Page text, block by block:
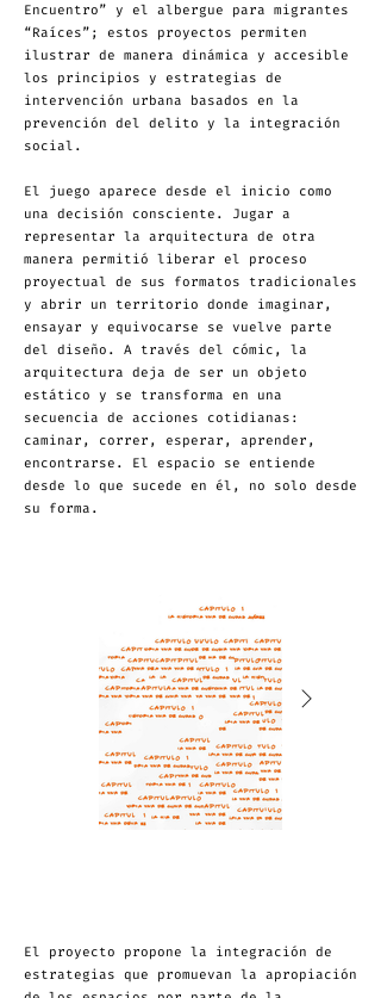
Encuentro” y el albergue para migrantes
“Raíces”; estos proyectos permiten
ilustrar de manera dinámica y accesible
los principios y estrategias de
intervención urbana basados en la
prevención del delito y la integración
social.
El juego aparece desde el inicio como
una decisión consciente. Jugar a
representar la arquitectura de otra
manera permitió liberar el proceso
proyectual de sus formatos tradicionales
y abrir un territorio donde imaginar,
ensayar y equivocarse se vuelve parte
del diseño. A través del cómic, la
arquitectura deja de ser un objeto
estático y se transforma en una
secuencia de acciones cotidianas:
caminar, correr, esperar, aprender,
encontrarse. El espacio se entiende
desde lo que sucede en él, no solo desde
su forma.
El proyecto propone la integración de
estrategias que promuevan la apropiación